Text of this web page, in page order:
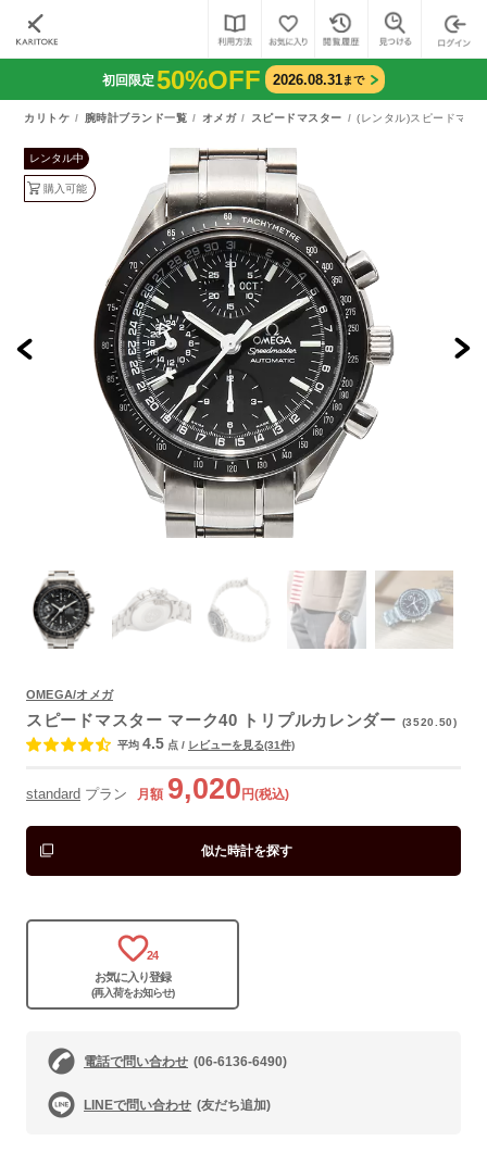
初回限定50%OFF 2026.08.31まで
カリトケ 腕時計ブランド一覧 オメガ スピードマスター (レンタル)スピードマス
レンタル中
購入可能
OMEGA/オメガ
スピードマスター マーク40 トリプルカレンダー (3520.50)
平均 4.5 点 / レビューを見る(31件)
standard プラン 月額 9,020 円(税込)
似た時計を探す
24
お気に入り登録
(再入荷をお知らせ)
電話で問い合わせ (06-6136-6490)
LINEで問い合わせ (友だち追加)
よくあるご質問